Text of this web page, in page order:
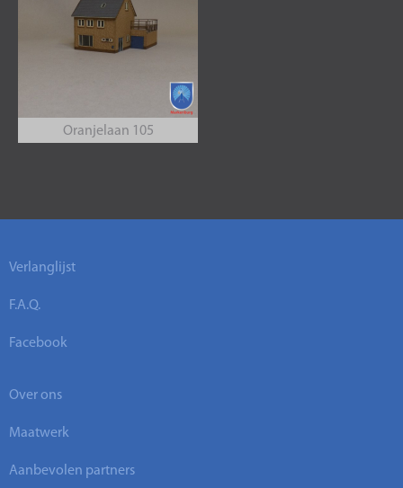
Oranjelaan 105
Verlanglijst
F.A.Q.
Facebook
Over ons
Maatwerk
Aanbevolen partners